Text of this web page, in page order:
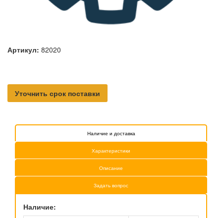
Артикул: 82020
Уточнить срок поставки
Наличие и доставка
Характеристики
Описание
Задать вопрос
Наличие: